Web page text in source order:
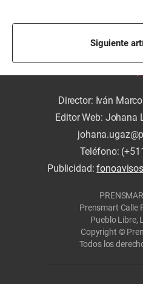
Siguiente
Director: Iván
Editor Web: Johana
Teléfono:
Publicidad:
Prensmart Calle
Pueblo Libre,
Copyright ©
Todos los